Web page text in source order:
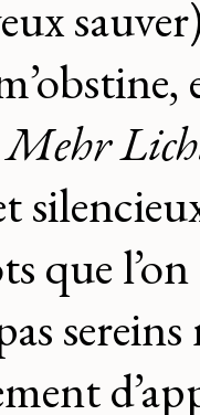
Mehr
que
sereins